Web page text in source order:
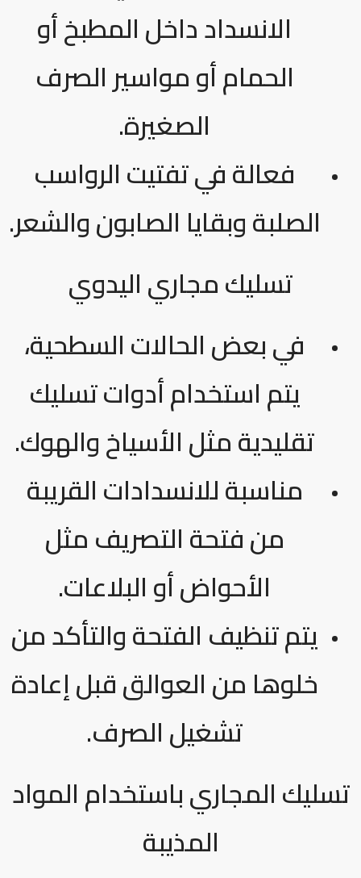
الانسداد داخل المطبخ أو
الحمام أو مواسير الصرف
الصغيرة.
فعالة في تفتيت الرواسب
الصلبة وبقايا الصابون والشعر.
تسليك مجاري اليدوي
في بعض الحالات السطحية،
يتم استخدام أدوات تسليك
تقليدية مثل الأسياخ والهوك.
مناسبة للانسدادات القريبة
من فتحة التصريف مثل
الأحواض أو البلاعات.
يتم تنظيف الفتحة والتأكد من
خلوها من العوالق قبل إعادة
تشغيل الصرف.
تسليك المجاري باستخدام المواد
المذيبة